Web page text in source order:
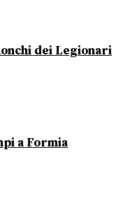
dei Legionari
a Formia